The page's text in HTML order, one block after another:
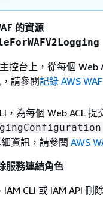
的資源
控台上，從每個 Web
請參閱記錄 AWS
，為每個 Web ACL 提
資訊，請參閱 AWS
服務連結角色
CLI 或 IAM API 刪